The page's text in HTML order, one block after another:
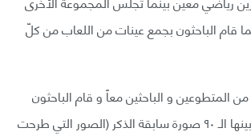
قام الباحثون بجمع عينات من اللعاب من كلّ
المتطوعين و الباحثين معاً و قام الباحثون
بطرح ١٨٠ صورة من بينها الـ ٩٠ صورة سابقة الذكر (الصور التي طرحت